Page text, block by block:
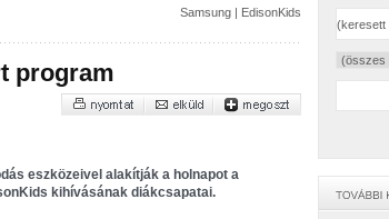
Samsung | EdisonKids
program
eszközeivel alakítják a holnapot a
kihívásának diákcsapatai.